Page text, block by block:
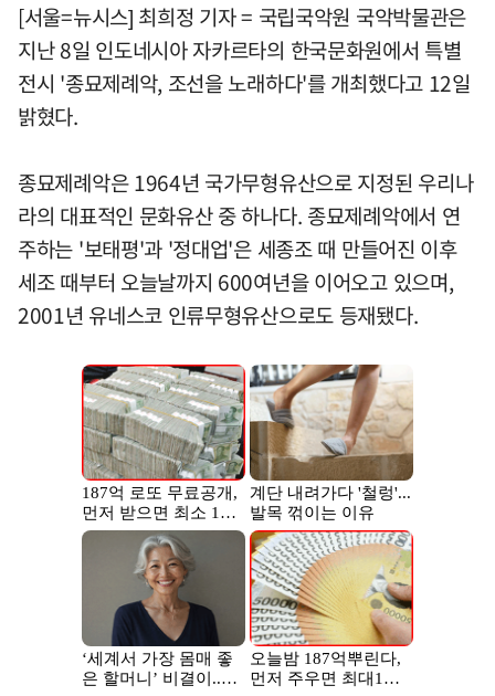
[서울=뉴시스] 최희정 기자 = 국립국악원 국악박물관은
지난 8일 인도네시아 자카르타의 한국문화원에서 특별
전시 '종묘제례악, 조선을 노래하다'를 개최했다고 12일
밝혔다.
종묘제례악은 1964년 국가무형유산으로 지정된 우리나
라의 대표적인 문화유산 중 하나다. 종묘제례악에서 연
주하는 '보태평'과 '정대업'은 세종조 때 만들어진 이후
세조 때부터 오늘날까지 600여년을 이어오고 있으며,
2001년 유네스코 인류무형유산으로도 등재됐다.